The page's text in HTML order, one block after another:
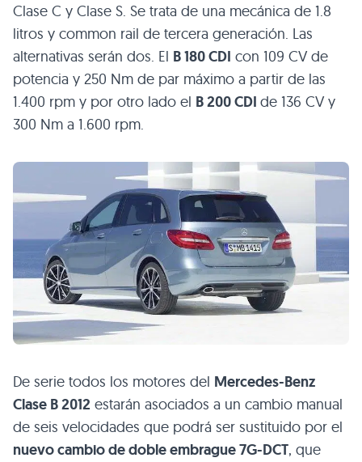
Clase C y Clase S. Se trata de una mecánica de 1.8
litros y common rail de tercera generación. Las
alternativas serán dos. El B 180 CDI con 109 CV de
potencia y 250 Nm de par máximo a partir de las
1.400 rpm y por otro lado el B 200 CDI de 136 CV y
300 Nm a 1.600 rpm.
De serie todos los motores del Mercedes-Benz
Clase B 2012 estarán asociados a un cambio manual
de seis velocidades que podrá ser sustituido por el
nuevo cambio de doble embrague 7G-DCT, que